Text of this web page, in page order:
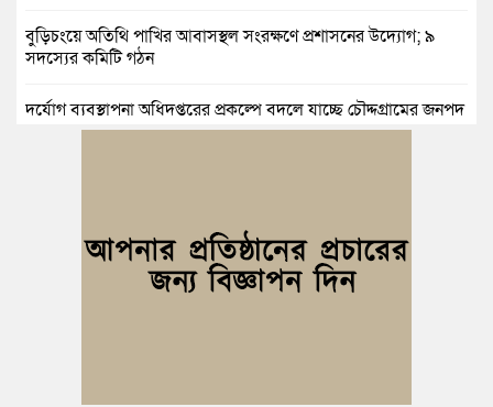
বুড়িচংয়ে অতিথি পাখির আবাসস্থল সংরক্ষণে প্রশাসনের উদ্যোগ; ৯
সদস্যের কমিটি গঠন
দুর্যোগ ব্যবস্থাপনা অধিদপ্তরের প্রকল্পে বদলে যাচ্ছে চৌদ্দগ্রামের জনপদ
জুলাই অভ্যুত্থানের দ্বিতীয় বর্ষপূর্তি উপলক্ষে কুমিল্লায় বর্ণাঢ্য র‍্যালি
আবারও নারী ইউএনও পেল ব্রাহ্মণপাড়াবাসী